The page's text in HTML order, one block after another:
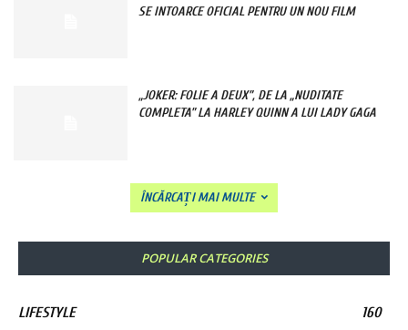
SE INTOARCE OFICIAL PENTRU UN NOU FILM
„JOKER: FOLIE A DEUX”, DE LA „NUDITATE
COMPLETA” LA HARLEY QUINN A LUI LADY GAGA
ÎNCĂRCAȚI MAI MULTE
POPULAR CATEGORIES
LIFESTYLE
160